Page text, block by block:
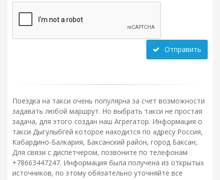
Отправить
Поездка на такси очень популярна за счет возможности
задавать любой маршрут. Но выбрать такси не простая
задача, для этого создан наш Агрегатор. Информация о
такси Дыгулыбгей которое находится по адресу Россия,
Кабардино-Балкария, Баксанский район, город Баксан;.
Для связи с диспетчером, позвоните по телефонам
+78663447247. Информация была получена из открытых
источников, по этому обязательно уточняйте все